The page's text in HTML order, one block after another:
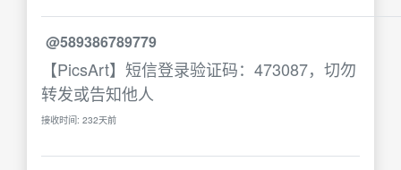
@589386789779
【PicsArt】短信登录验证码：473087，切勿
转发或告知他人
接收时间: 232天前